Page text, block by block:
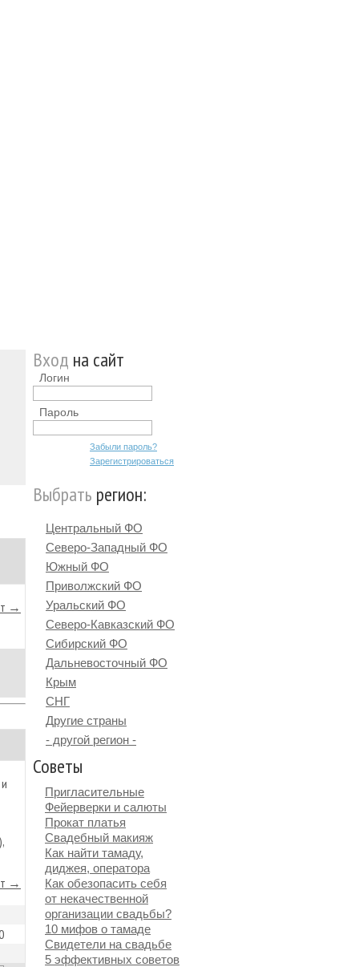
→
→
Вход на сайт
Логин
Пароль
Забыли пароль?
Зарегистрироваться
Выбрать регион:
Центральный ФО
Северо-Западный ФО
Южный ФО
Приволжский ФО
Уральский ФО
Северо-Кавказский ФО
Сибирский ФО
Дальневосточный ФО
Крым
СНГ
Другие страны
- другой регион -
Советы
Пригласительные
Фейерверки и салюты
Прокат платья
Свадебный макияж
Как найти тамаду,
диджея, оператора
Как обезопасить себя
от некачественной
организации свадьбы?
10 мифов о тамаде
Свидетели на свадьбе
5 эффективных советов